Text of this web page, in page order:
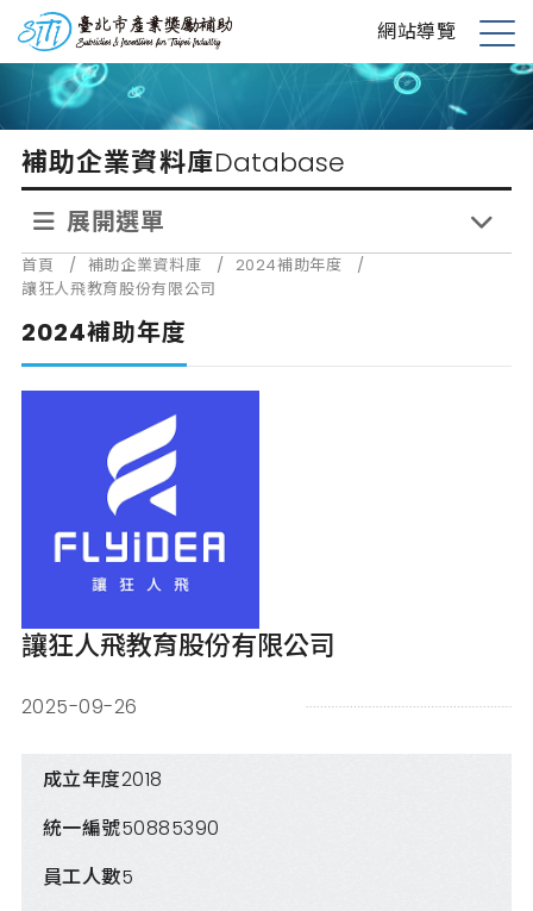
到
內
台北市產業獎勵補助 網站導覽
展
單
補助企業資料庫Database
展開選單
首頁 / 補助企業資料庫 / 2024補助年度
/
讓狂人飛教育股份有限公司
2024補助年度
讓狂人飛教育股份有限公司
2025-09-26
成立年度2018
統一編號50885390
員工人數5